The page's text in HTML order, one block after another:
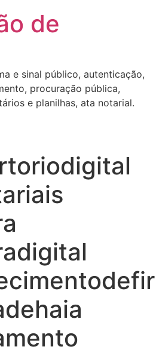
de
e sinal público, autenticação,
procuração pública,
e planilhas, ata notarial.